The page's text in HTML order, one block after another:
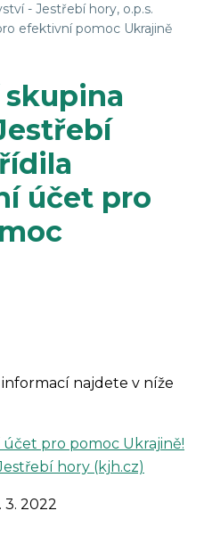
- Jestřebí hory, o.p.s.
efektivní pomoc Ukrajině
účet pro
najdete v níže
pro pomoc Ukrajině!
hory (kjh.cz)
3. 2022